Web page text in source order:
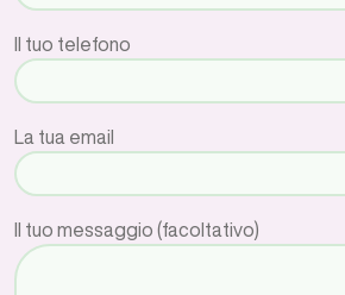
Il tuo telefono
La tua email
Il tuo messaggio (facoltativo)